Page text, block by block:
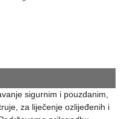
sigurnim i pouzdanim,
za liječenje ozlijeđenih i